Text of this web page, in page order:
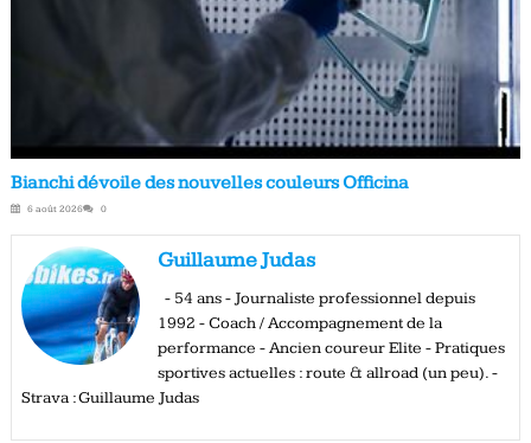
Bianchi dévoile des nouvelles couleurs Officina
6 août 2026 0
Guillaume Judas
- 54 ans - Journaliste professionnel depuis
1992 - Coach / Accompagnement de la
performance - Ancien coureur Elite - Pratiques
sportives actuelles : route & allroad (un peu). -
Strava : Guillaume Judas